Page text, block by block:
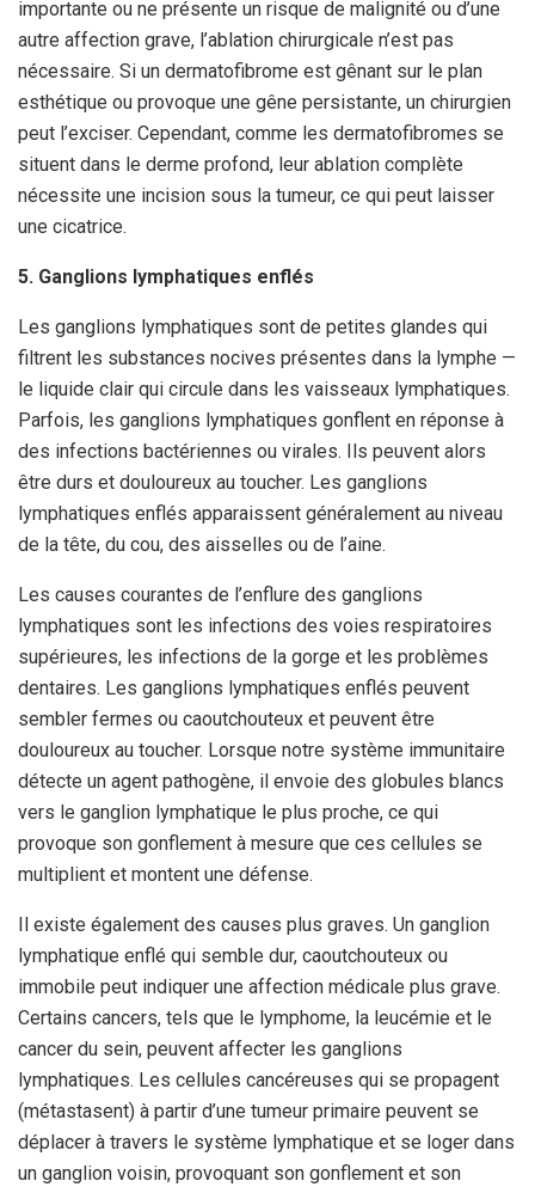
importante ou ne présente un risque de malignité ou d’une
autre affection grave, l’ablation chirurgicale n’est pas
nécessaire. Si un dermatofibrome est gênant sur le plan
esthétique ou provoque une gêne persistante, un chirurgien
peut l’exciser. Cependant, comme les dermatofibromes se
situent dans le derme profond, leur ablation complète
nécessite une incision sous la tumeur, ce qui peut laisser
une cicatrice.
5. Ganglions lymphatiques enflés
Les ganglions lymphatiques sont de petites glandes qui
filtrent les substances nocives présentes dans la lymphe —
le liquide clair qui circule dans les vaisseaux lymphatiques.
Parfois, les ganglions lymphatiques gonflent en réponse à
des infections bactériennes ou virales. Ils peuvent alors
être durs et douloureux au toucher. Les ganglions
lymphatiques enflés apparaissent généralement au niveau
de la tête, du cou, des aisselles ou de l’aine.
Les causes courantes de l’enflure des ganglions
lymphatiques sont les infections des voies respiratoires
supérieures, les infections de la gorge et les problèmes
dentaires. Les ganglions lymphatiques enflés peuvent
sembler fermes ou caoutchouteux et peuvent être
douloureux au toucher. Lorsque notre système immunitaire
détecte un agent pathogène, il envoie des globules blancs
vers le ganglion lymphatique le plus proche, ce qui
provoque son gonflement à mesure que ces cellules se
multiplient et montent une défense.
Il existe également des causes plus graves. Un ganglion
lymphatique enflé qui semble dur, caoutchouteux ou
immobile peut indiquer une affection médicale plus grave.
Certains cancers, tels que le lymphome, la leucémie et le
cancer du sein, peuvent affecter les ganglions
lymphatiques. Les cellules cancéreuses qui se propagent
(métastasent) à partir d’une tumeur primaire peuvent se
déplacer à travers le système lymphatique et se loger dans
un ganglion voisin, provoquant son gonflement et son